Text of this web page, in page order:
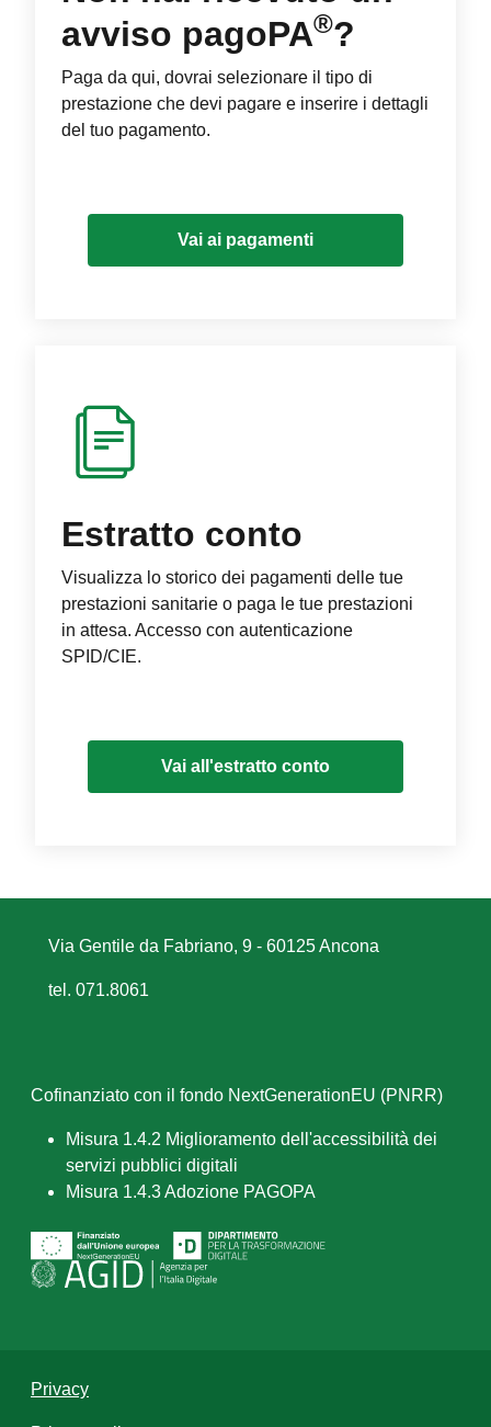
avviso pagoPA®?
Paga da qui, dovrai selezionare il tipo di
prestazione che devi pagare e inserire i dettagli
del tuo pagamento.
Vai ai pagamenti
Estratto conto
Visualizza lo storico dei pagamenti delle tue
prestazioni sanitarie o paga le tue prestazioni
in attesa. Accesso con autenticazione
SPID/CIE.
Vai all'estratto conto
Via Gentile da Fabriano, 9 - 60125 Ancona
tel. 071.8061
Cofinanziato con il fondo NextGenerationEU (PNRR)
Misura 1.4.2 Miglioramento dell'accessibilità dei
servizi pubblici digitali
Misura 1.4.3 Adozione PAGOPA
Privacy